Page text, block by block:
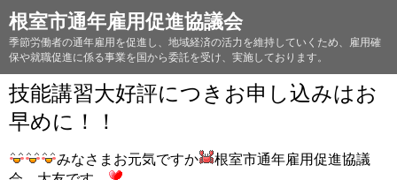
根室市通年雇用促進協議会
季節労働者の通年雇用を促進し、地域経済の活力を維持していくため、雇用確
保や就職促進に係る事業を国から委託を受け、実施しております。
技能講習大好評につきお申し込みはお
早めに！！
みなさまお元気ですか
根室市通年雇用促進協議